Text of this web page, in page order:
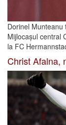
Dorinel
Mijlocașul central
la FC
Christ Afalna,